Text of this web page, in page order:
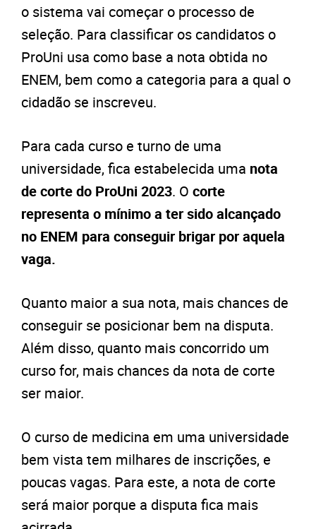
o sistema vai começar o processo de
seleção. Para classificar os candidatos o
ProUni usa como base a nota obtida no
ENEM, bem como a categoria para a qual o
cidadão se inscreveu.
Para cada curso e turno de uma
universidade, fica estabelecida uma nota
de corte do ProUni 2023. O corte
representa o mínimo a ter sido alcançado
no ENEM para conseguir brigar por aquela
vaga.
Quanto maior a sua nota, mais chances de
conseguir se posicionar bem na disputa.
Além disso, quanto mais concorrido um
curso for, mais chances da nota de corte
ser maior.
O curso de medicina em uma universidade
bem vista tem milhares de inscrições, e
poucas vagas. Para este, a nota de corte
será maior porque a disputa fica mais